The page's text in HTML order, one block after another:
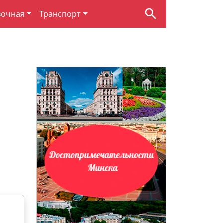
Транспорт